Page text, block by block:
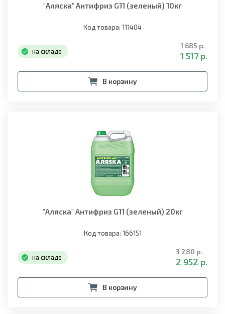
"Аляска" Антифриз G11 (зеленый) 10кг
Код товара: 111404
на складе
1 685 р.
1 517 р.
В корзину
"Аляска" Антифриз G11 (зеленый) 20кг
Код товара: 166151
на складе
3 280 р.
2 952 р.
В корзину